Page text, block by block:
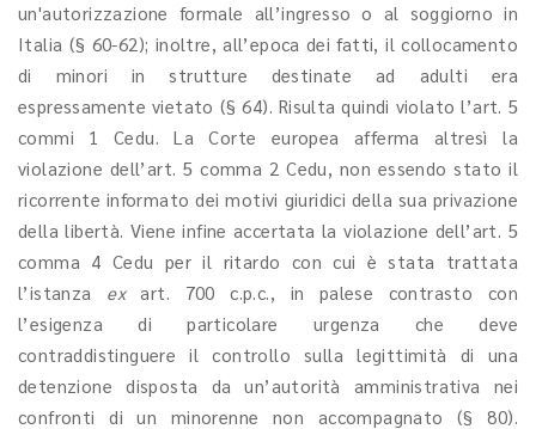
un'autorizzazione formale all’ingresso o al soggiorno in
Italia (§ 60-62); inoltre, all’epoca dei fatti, il collocamento
di minori in strutture destinate ad adulti era
espressamente vietato (§ 64). Risulta quindi violato l’art. 5
commi 1 Cedu. La Corte europea afferma altresì la
violazione dell’art. 5 comma 2 Cedu, non essendo stato il
ricorrente informato dei motivi giuridici della sua privazione
della libertà. Viene infine accertata la violazione dell’art. 5
comma 4 Cedu per il ritardo con cui è stata trattata
l’istanza exart. 700 c.p.c., in palese contrasto con
l’esigenza di particolare urgenza che deve
contraddistinguere il controllo sulla legittimità di una
detenzione disposta da un’autorità amministrativa nei
confronti di un minorenne non accompagnato (§ 80).